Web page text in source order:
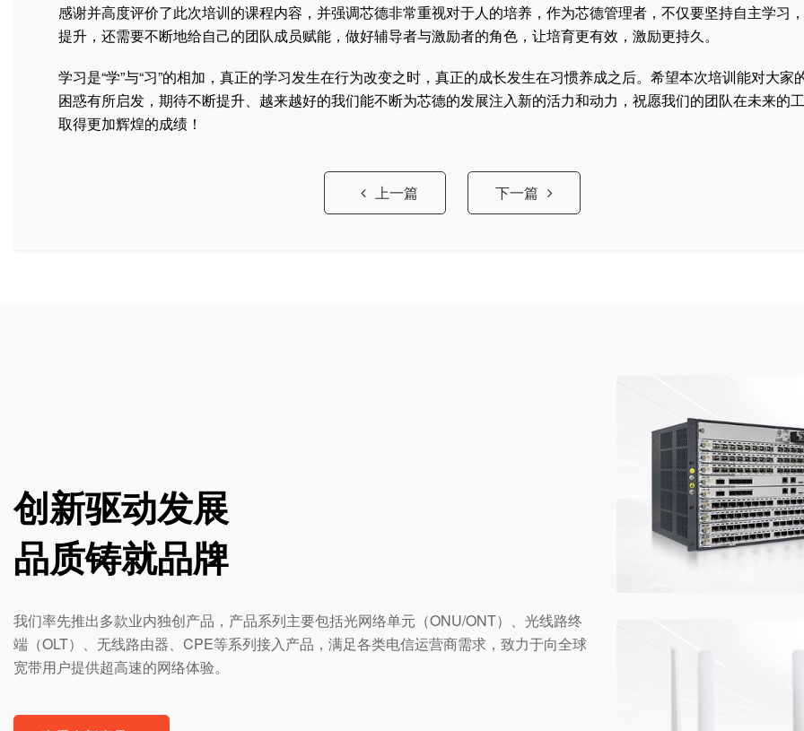
感谢并高度评价了此次培训的课程内容，并强调芯德非常重视对于人的培养，作为芯德管理者，不仅要坚持自主学习
提升，还需要不断地给自己的团队成员赋能，做好辅导者与激励者的角色，让培育更有效，激励更持久。
学习是“学”与“习”的相加，真正的学习发生在行为改变之时，真正的成长发生在习惯养成之后。希望本次培训能对大家
困惑有所启发，期待不断提升、越来越好的我们能不断为芯德的发展注入新的活力和动力，祝愿我们的团队在未来的
取得更加辉煌的成绩！
上一篇 下一篇
创新驱动发展
品质铸就品牌
我们率先推出多款业内独创产品，产品系列主要包括光网络单元（ONU/ONT）、光线路终
端（OLT）、无线路由器、CPE等系列接入产品，满足各类电信运营商需求，致力于向全球
宽带用户提供超高速的网络体验。